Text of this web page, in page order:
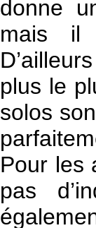
donne
mais il
plus le
solos
Pour les
pas